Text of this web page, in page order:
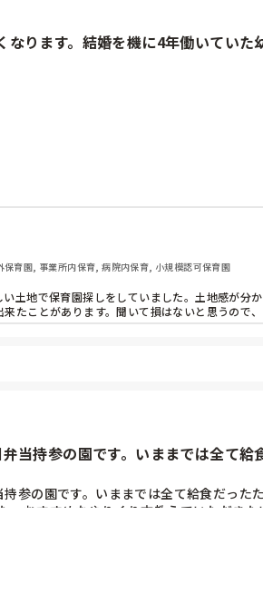
なります。結婚を機に4年働いていた
辞め、新しい土地で転職サイトにて幼稚園
けないんだよね…こちらとしては危ない
に求人募集は出ており、わたしもそこへ
直接電話をかけて求人募集について問い
ことや園の体制など丁寧に教えていただ
ん……
育園, 事業所内保育, 病院内保育, 小規模認可保育園
土地で保育園探しをしていました。土地感が
たことがあります。聞いて損はないと思うので
当持参の園です。いままでは全て給
参の園です。いままでは全て給食だっ
、おすすめなやりくり方教えていただきた